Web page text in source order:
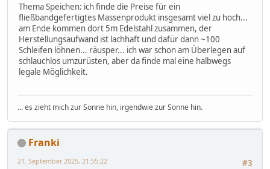
Thema Speichen: ich finde die Preise für ein
fließbandgefertigtes Massenprodukt insgesamt viel zu hoch...
am Ende kommen dort 5m Edelstahl zusammen, der
Herstellungsaufwand ist lachhaft und dafür dann ~100
Schleifen löhnen... räusper... ich war schon am Überlegen auf
schlauchlos umzurüsten, aber da finde mal eine halbwegs
legale Möglichkeit.
... es zieht mich zur Sonne hin, irgendwie zur Sonne hin.
Franki
#3
21. September 2025, 21:55:22